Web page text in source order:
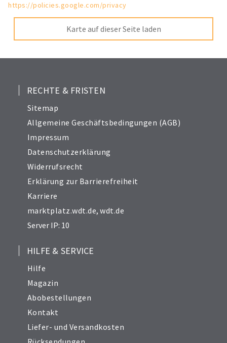
https://policies.google.com/privacy
Karte auf dieser Seite laden
RECHTE & FRISTEN
Sitemap
Allgemeine Geschäftsbedingungen (AGB)
Impressum
Datenschutzerklärung
Widerrufsrecht
Erklärung zur Barrierefreiheit
Karriere
marktplatz.wdt.de,wdt.de
Server IP: 10
HILFE & SERVICE
Hilfe
Magazin
Abobestellungen
Kontakt
Liefer- und Versandkosten